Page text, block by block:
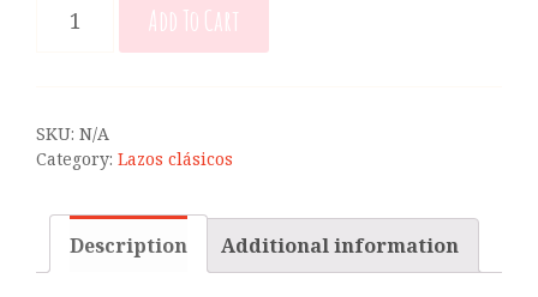
MARTA
Add To Cart
SKU: N/A
Category: Lazos clásicos
Description Additional information